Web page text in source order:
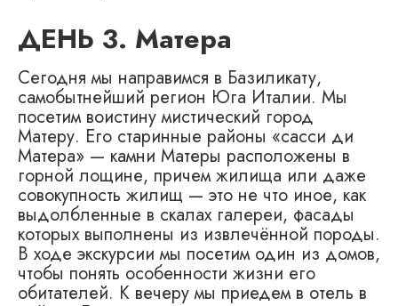
ДЕНЬ 3. Матера
Сегодня мы направимся в Базиликату,
самобытнейший регион Юга Италии. Мы
посетим воистину мистический город
Матеру. Его старинные районы «сасси ди
Матера» — камни Матеры расположены в
горной лощине, причем жилища или даже
совокупность жилищ — это не что иное, как
выдолбленные в скалах галереи, фасады
которых выполнены из извлечённой породы.
В ходе экскурсии мы посетим один из домов,
чтобы понять особенности жизни его
обитателей. К вечеру мы приедем в отель в